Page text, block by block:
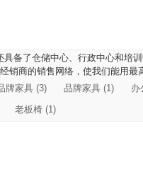
备了仓储中心、行政中心和培
销商的销售网络，使我们能用
牌家具 (3) 品牌家具 (1) 办
老板椅 (1)